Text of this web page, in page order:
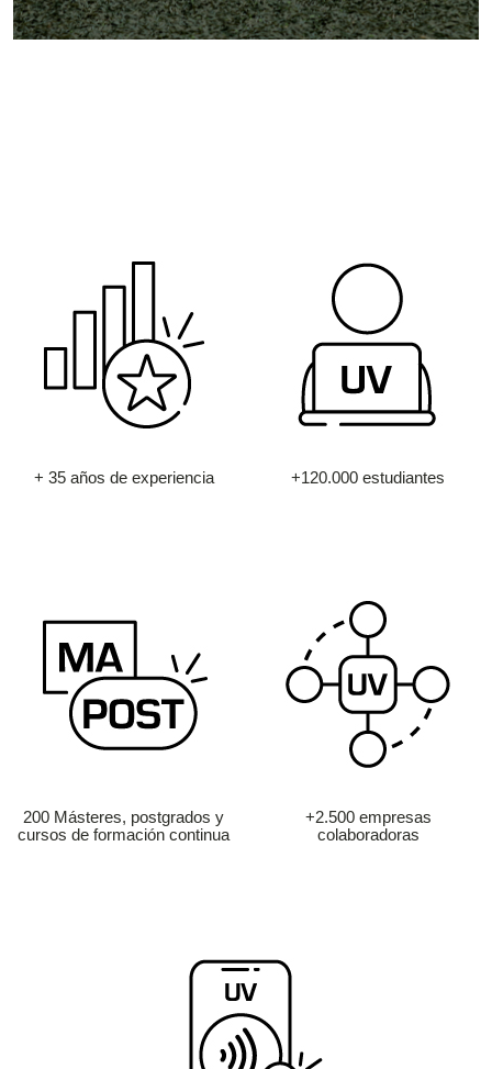
+ 35 años de experiencia +120.000 estudiantes
200 Másteres, postgrados y
cursos de formación continua
+2.500 empresas
colaboradoras